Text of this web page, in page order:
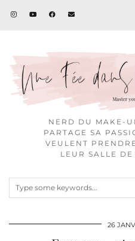
NERD DU MAKE-
PARTAGE SA
VEULENT
LEUR SALLE
26